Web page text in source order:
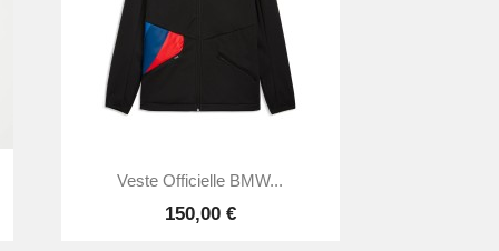
Aperçu rapide
Veste Officielle BMW...
150,00 €